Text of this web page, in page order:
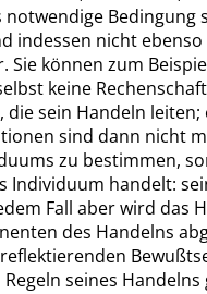
Bedingung
indessen nicht ebenso
können zum
keine
sein Handeln leiten;
sind dann nicht
zu bestimmen,
Individuum handelt:
Fall aber wird das
des Handelns
seines Handelns